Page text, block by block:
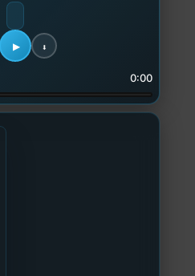
0:00